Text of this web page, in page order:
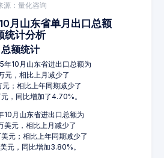
源：量化咨询
月山东省单月出口总额
统计分析
总额统计
年10月山东省进出口总额为
元，相比上月减少了
；相比上年同期减少了
，同比增加了4.70%。
10月山东省进出口总额为
元，相比上月减少了
元；相比上年同期减少了
元，同比增加3.80%。